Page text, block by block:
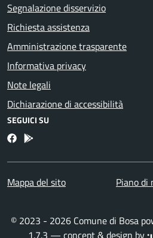
Segnalazione disservizio
Richiesta assistenza
Amministrazione trasparente
Informativa privacy
Note legali
Dichiarazione di accessibilità
SEGUICI SU
FacebookBosa inApp
Mappa del sito Piano di
© 2023 - 2026 Comune di Bosa
1.7.3 — concept & design by